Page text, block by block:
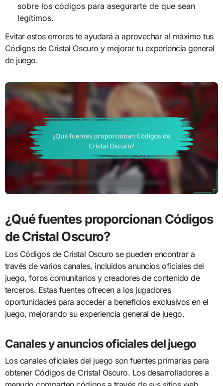
sobre los códigos para asegurarte de que sean
legítimos.
Evitar estos errores te ayudará a aprovechar al máximo tus
Códigos de Cristal Oscuro y mejorar tu experiencia general
de juego.
¿Qué fuentes proporcionan Códigos
de Cristal Oscuro?
Los Códigos de Cristal Oscuro se pueden encontrar a
través de varios canales, incluidos anuncios oficiales del
juego, foros comunitarios y creadores de contenido de
terceros. Estas fuentes ofrecen a los jugadores
oportunidades para acceder a beneficios exclusivos en el
juego, mejorando su experiencia general de juego.
Canales y anuncios oficiales del juego
Los canales oficiales del juego son fuentes primarias para
obtener Códigos de Cristal Oscuro. Los desarrolladores a